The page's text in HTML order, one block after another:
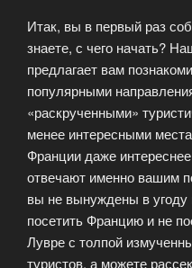
Итак, вы в первый раз
знаете, с чего начать?
предлагает вам
популярными
«раскрученными»
менее интересными
Франции даже
отвечают именно вашим
вы не вынуждены в угоду
посетить Францию и не
Лувре с толпой
туристов, а можете